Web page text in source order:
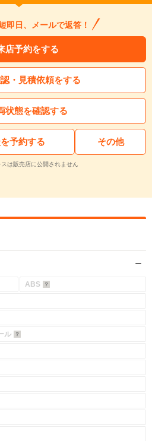
即日、メールで返答！
店予約をする
・見積依頼をする
状態を確認する
予約する その他
は販売店に公開されません
ABS
ル